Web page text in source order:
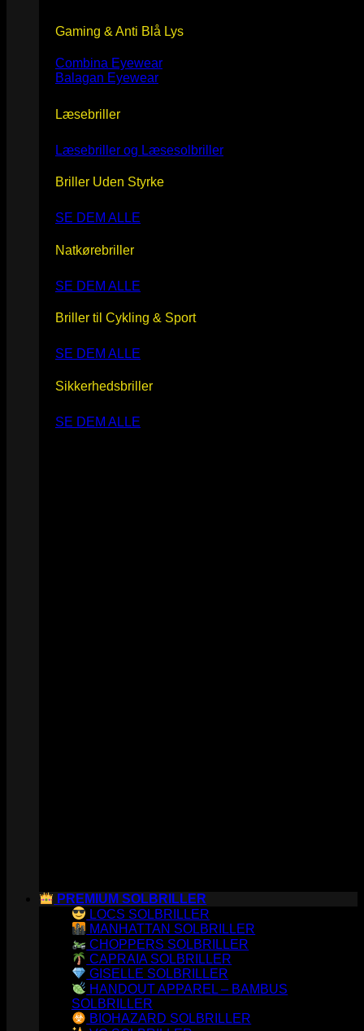
Gaming & Anti Blå Lys
Combina Eyewear
Balagan Eyewear
Læsebriller
Læsebriller og Læsesolbriller
Briller Uden Styrke
SE DEM ALLE
Natkørebriller
SE DEM ALLE
Briller til Cykling & Sport
SE DEM ALLE
Sikkerhedsbriller
SE DEM ALLE
PREMIUM SOLBRILLER
LOCS SOLBRILLER
MANHATTAN SOLBRILLER
CHOPPERS SOLBRILLER
CAPRAIA SOLBRILLER
GISELLE SOLBRILLER
HANDOUT APPAREL – BAMBUS
SOLBRILLER
BIOHAZARD SOLBRILLER